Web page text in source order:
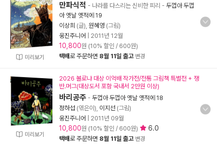
미리보기
만파식적 - 나라를 다스리는 신비한 피리 - 두껍아 두껍
아 옛날 옛적에 19
이상희 (글), 원혜영 (그림)
웅진주니어
2011년 12월
10,800원 (10% 할인 / 600원)
택배로 주문하면 8월 11일 출고 변경
미리보기
2026 볼로냐 대상 이억배 작가전/전통 그림책 특별전 + 쟁
반.머그(대상도서 포함 국내서 2만원 이상)
바리공주 - 두껍아 두껍아 옛날 옛적에 18
정하섭 (엮은이), 이지선 (그림)
웅진주니어
2011년 09월
10,800원 (10% 할인 / 600원) 6.0
택배로 주문하면 8월 11일 출고 변경